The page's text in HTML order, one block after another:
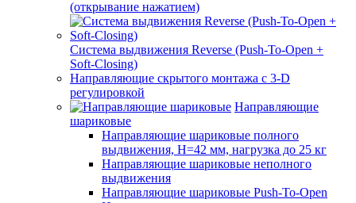
(открывание нажатием)
Система выдвижения Reverse (Push-To-Open +
Soft-Closing)
Направляющие скрытого монтажа с 3-D
регулировкой
Направляющие
шариковые
Направляющие шариковые полного
выдвижения, H=42 мм, нагрузка до 25 кг
Направляющие шариковые неполного
выдвижения
Направляющие шариковые Push-To-Open